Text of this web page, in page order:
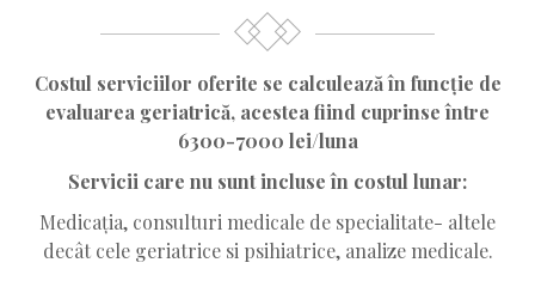
Costul serviciilor oferite se calculează în funcție de
evaluarea geriatrică, acestea fiind cuprinse între
6300-7000 lei/luna
Servicii care nu sunt incluse în costul lunar:
Medicația, consulturi medicale de specialitate- altele
decât cele geriatrice si psihiatrice, analize medicale.